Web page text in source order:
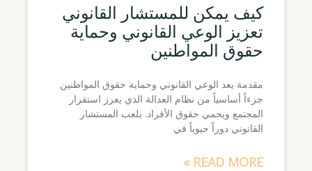
كيف يمكن للمستشار القانوني
تعزيز الوعي القانوني وحماية
حقوق المواطنين
مقدمة يعد الوعي القانوني وحماية حقوق المواطنين
جزءاً أساسياً من نظام العدالة الذي يعزز استقرار
المجتمع ويحمي حقوق الأفراد. يلعب المستشار
القانوني دوراً حيوياً في
READ MORE »